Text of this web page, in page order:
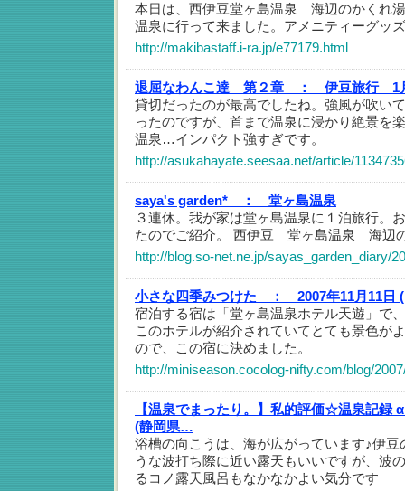
本日は、西伊豆堂ヶ島温泉 海辺のかくれ
温泉に行って来ました。アメニティーグッ
http://makibastaff.i-ra.jp/e77179.html
退屈なわんこ達 第２章 ：
伊豆旅行 1
貸切だったのが最高でしたね。強風が吹い
ったのですが、首まで温泉に浸かり絶景を
温泉…インパクト強すぎです。
http://asukahayate.seesaa.net/article/
saya's garden* ：
堂ヶ島温泉
３連休。我が家は堂ヶ島温泉に１泊旅行。
たのでご紹介。 西伊豆 堂ヶ島温泉 海辺
http://blog.so-net.ne.jp/sayas_garden_diary/
小さな四季みつけた ：
2007年11月11日
宿泊する宿は「堂ヶ島温泉ホテル天遊」で
このホテルが紹介されていてとても景色が
ので、この宿に決めました。
http://miniseason.cocolog-nifty.com/blog/
【温泉でまったり。】私的評価☆温泉記録
(静岡県…
浴槽の向こうは、海が広がっています♪伊
うな波打ち際に近い露天もいいですが、波
るコノ露天風呂もなかなかよい気分です